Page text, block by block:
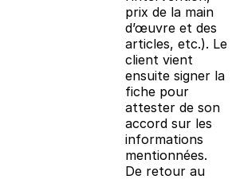
prix de la main
d’œuvre et des
articles, etc.). Le
client vient
ensuite signer la
fiche pour
attester de son
accord sur les
informations
mentionnées.
De retour au